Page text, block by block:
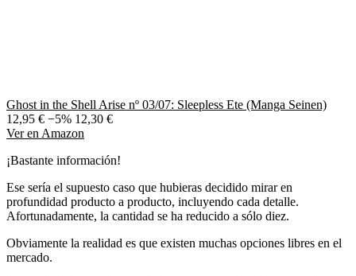
Ghost in the Shell Arise nº 03/07: Sleepless Ete (Manga Seinen)
12,95 € −5% 12,30 €
Ver en Amazon
¡Bastante información!
Ese sería el supuesto caso que hubieras decidido mirar en
profundidad producto a producto, incluyendo cada detalle.
Afortunadamente, la cantidad se ha reducido a sólo diez.
Obviamente la realidad es que existen muchas opciones libres en el
mercado.